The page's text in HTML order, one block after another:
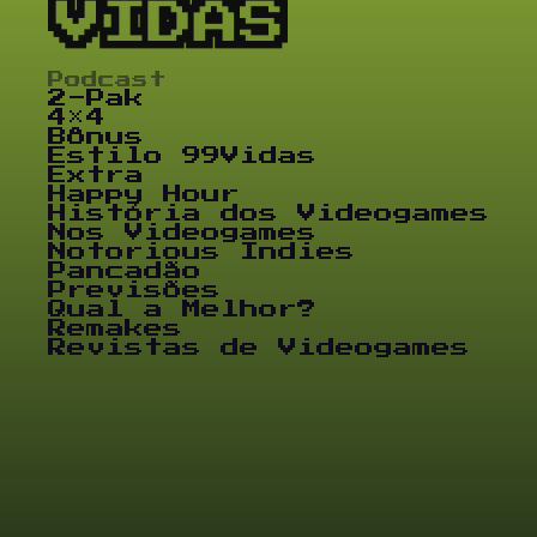
Podcast
2-Pak
4×4
Bônus
Estilo 99Vidas
Extra
Happy Hour
História dos Videogames
Nos Videogames
Notorious Indies
Pancadão
Previsões
Qual a Melhor?
Remakes
Revistas de Videogames